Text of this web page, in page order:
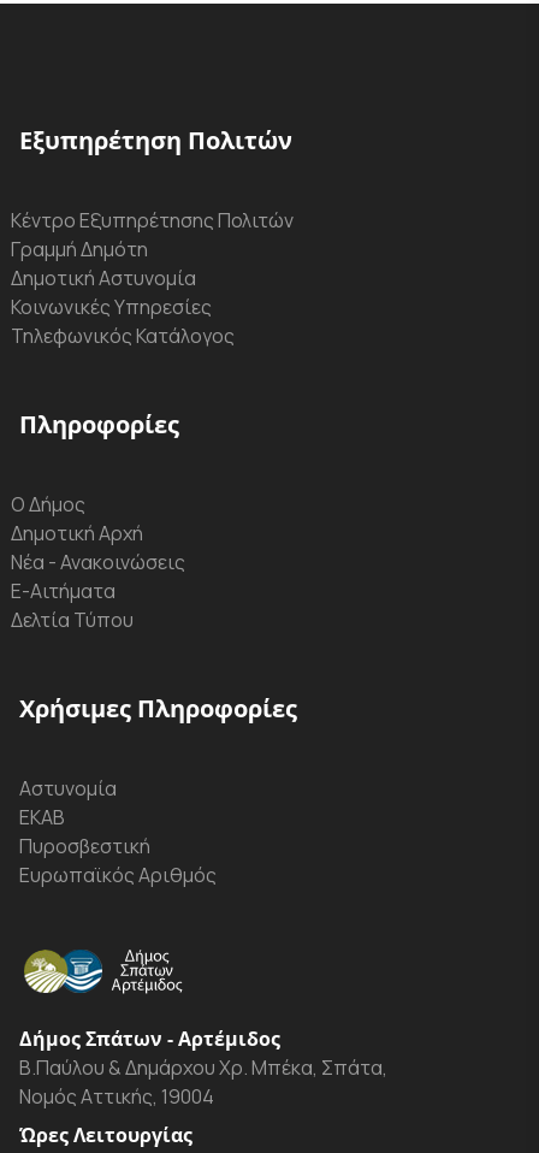
Εξυπηρέτηση Πολιτών
Κέντρο Εξυπηρέτησης Πολιτών
Γραμμή Δημότη
Δημοτική Αστυνομία
Κοινωνικές Υπηρεσίες
Τηλεφωνικός Κατάλογος
Πληροφορίες
Ο Δήμος
Δημοτική Αρχή
Νέα - Ανακοινώσεις
Ε-Αιτήματα
Δελτία Τύπου
Χρήσιμες Πληροφορίες
Αστυνομία
ΕΚΑΒ
Πυροσβεστική
Ευρωπαϊκός Αριθμός
Δήμος Σπάτων - Αρτέμιδος
Β.Παύλου & Δημάρχου Χρ. Μπέκα, Σπάτα,
Νομός Αττικής, 19004
Ώρες Λειτουργίας